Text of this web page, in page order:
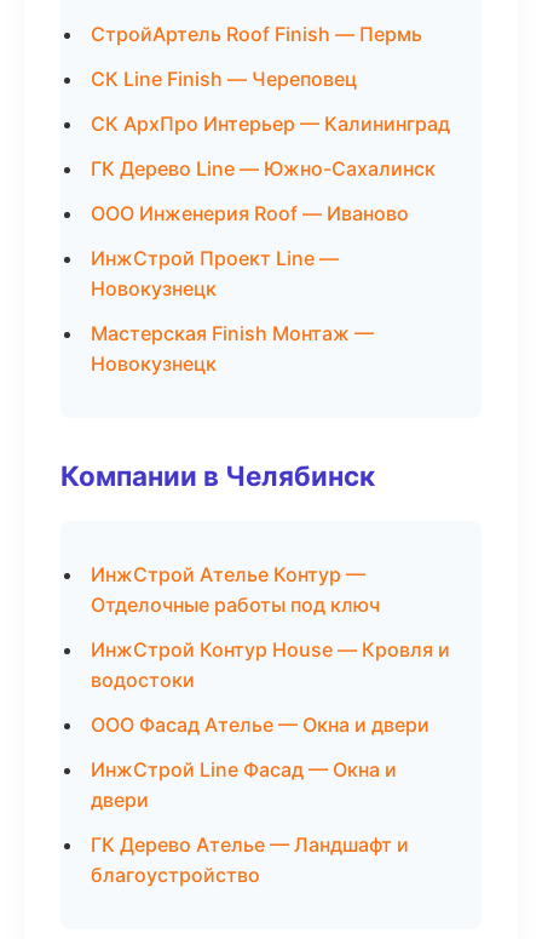
СтройАртель Roof Finish — Пермь
СК Line Finish — Череповец
СК АрхПро Интерьер — Калининград
ГК Дерево Line — Южно-Сахалинск
ООО Инженерия Roof — Иваново
ИнжСтрой Проект Line —
Новокузнецк
Мастерская Finish Монтаж —
Новокузнецк
Компании в Челябинск
ИнжСтрой Ателье Контур —
Отделочные работы под ключ
ИнжСтрой Контур House — Кровля и
водостоки
ООО Фасад Ателье — Окна и двери
ИнжСтрой Line Фасад — Окна и
двери
ГК Дерево Ателье — Ландшафт и
благоустройство